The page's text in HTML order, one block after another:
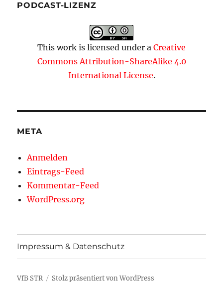
PODCAST-LIZENZ
This work is licensed under a Creative
Commons Attribution-ShareAlike 4.0
International License.
META
Anmelden
Eintrags-Feed
Kommentar-Feed
WordPress.org
Impressum & Datenschutz
VfB STR Stolz präsentiert von WordPress